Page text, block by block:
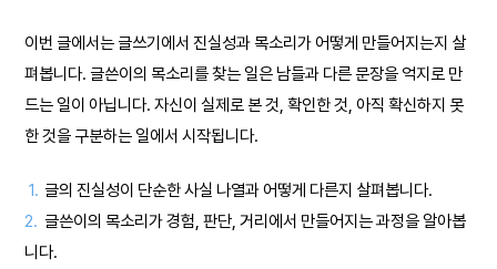
이번 글에서는 글쓰기에서 진실성과 목소리가 어떻게 만들어지는지 살
펴봅니다. 글쓴이의 목소리를 찾는 일은 남들과 다른 문장을 억지로 만
드는 일이 아닙니다. 자신이 실제로 본 것, 확인한 것, 아직 확신하지 못
한 것을 구분하는 일에서 시작됩니다.
1. 글의 진실성이 단순한 사실 나열과 어떻게 다른지 살펴봅니다.
2. 글쓴이의 목소리가 경험, 판단, 거리에서 만들어지는 과정을 알아봅
니다.